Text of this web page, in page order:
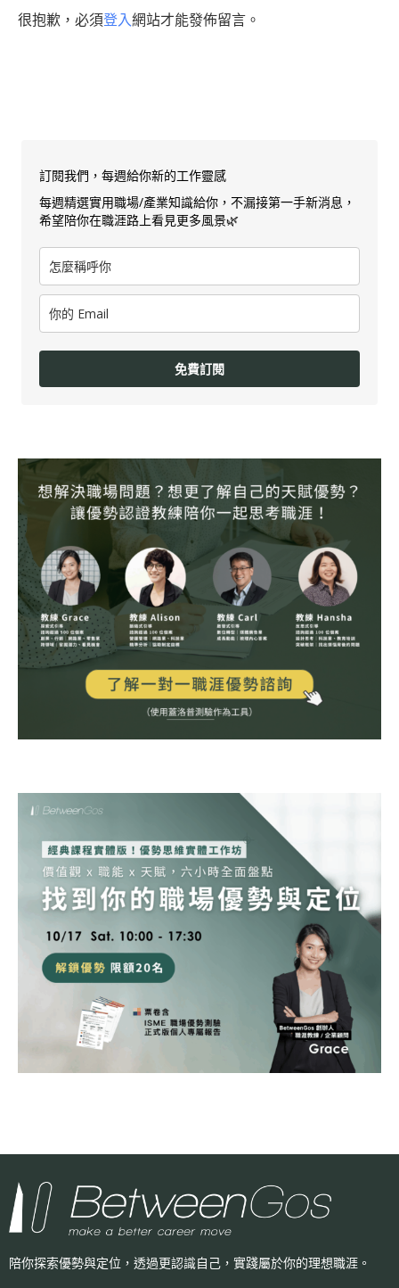
很抱歉，必須登入網站才能發佈留言。
訂閱我們，每週給你新的工作靈感
每週精選實用職場/產業知識給你，不漏接第一手新消息，
希望陪你在職涯路上看見更多風景🌿
免費訂閱
陪你探索優勢與定位，透過更認識自己， 實踐屬於你的理想職涯。